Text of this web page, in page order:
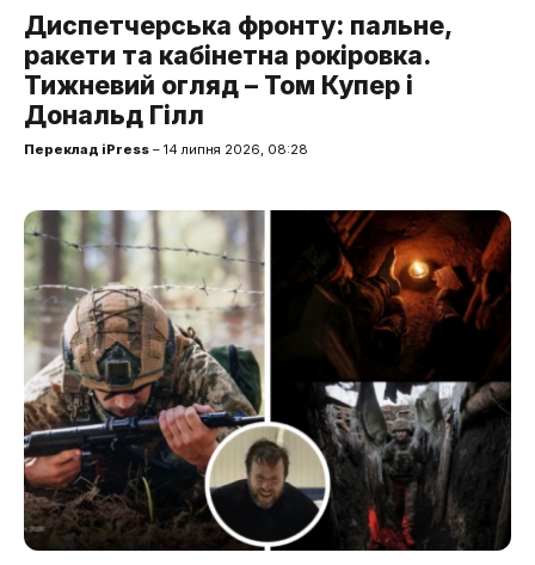
Диспетчерська фронту: пальне,
ракети та кабінетна рокіровка.
Тижневий огляд – Том Купер і
Дональд Гілл
Переклад iPress – 14 липня 2026, 08:28